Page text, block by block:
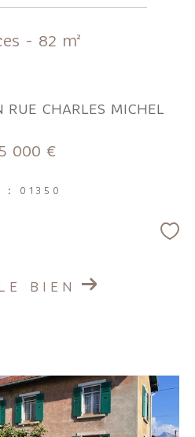
- 82 m²
RUE CHARLES MICHEL
000 €
: 01350
BIEN